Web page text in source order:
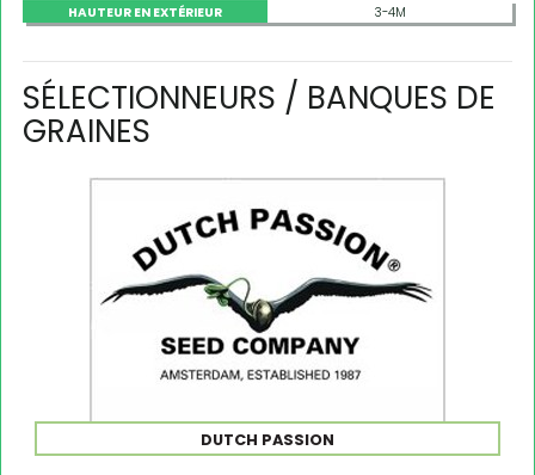
HAUTEUR EN EXTÉRIEUR 3-4M
SÉLECTIONNEURS / BANQUES DE
GRAINES
DUTCH PASSION